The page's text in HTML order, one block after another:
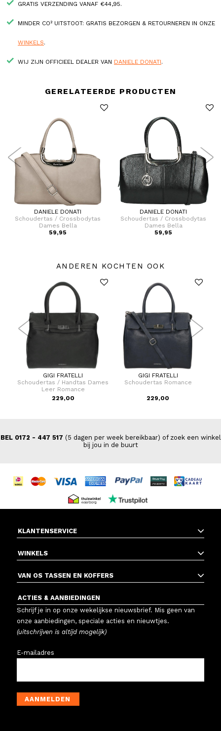
GRATIS VERZENDING VANAF €44,95.
MINDER CO² UITSTOOT: GRATIS BEZORGEN & RETOURNEREN IN ONZE
WINKELS.
WIJ ZIJN OFFICIEEL DEALER VAN DANIELE DONATI.
GERELATEERDE PRODUCTEN
DANIELE DONATI
Schoudertas / Crossbodytas
Dames Bella
59,95
DANIELE DONATI
Schoudertas / Crossbodytas
Dames Bella
59,95
ANDEREN KOCHTEN OOK
GIGI FRATELLI
Schoudertas / Handtas Dames
Leer Romance
229,00
GIGI FRATELLI
Schoudertas Romance
229,00
BEL 0172 - 447 517 (5 dagen per week bereikbaar) of zoek een winkel
bij jou in de buurt
KLANTENSERVICE
WINKELS
VAN OS TASSEN EN KOFFERS
ACTIES & AANBIEDINGEN
Schrijf je in op onze wekelijkse nieuwsbrief. Mis geen van
onze aanbiedingen, speciale acties en nieuwtjes.
(uitschrijven is altijd mogelijk)
E-mailadres
AANMELDEN